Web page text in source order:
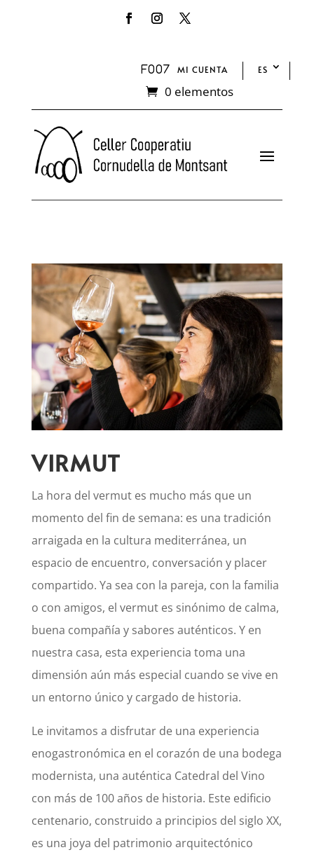
MI CUENTA ES
0 elementos
VIRMUT
La hora del vermut es mucho más que un
momento del fin de semana: es una tradición
arraigada en la cultura mediterránea, un
espacio de encuentro, conversación y placer
compartido. Ya sea con la pareja, con la familia
o con amigos, el vermut es sinónimo de calma,
buena compañía y sabores auténticos. Y en
nuestra casa, esta experiencia toma una
dimensión aún más especial cuando se vive en
un entorno único y cargado de historia.
Le invitamos a disfrutar de una experiencia
enogastronómica en el corazón de una bodega
modernista, una auténtica Catedral del Vino
con más de 100 años de historia. Este edificio
centenario, construido a principios del siglo XX,
es una joya del patrimonio arquitectónico